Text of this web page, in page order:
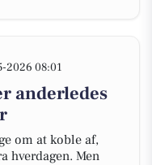
2026 08:01
anderledes
om at koble af,
hverdagen. Men